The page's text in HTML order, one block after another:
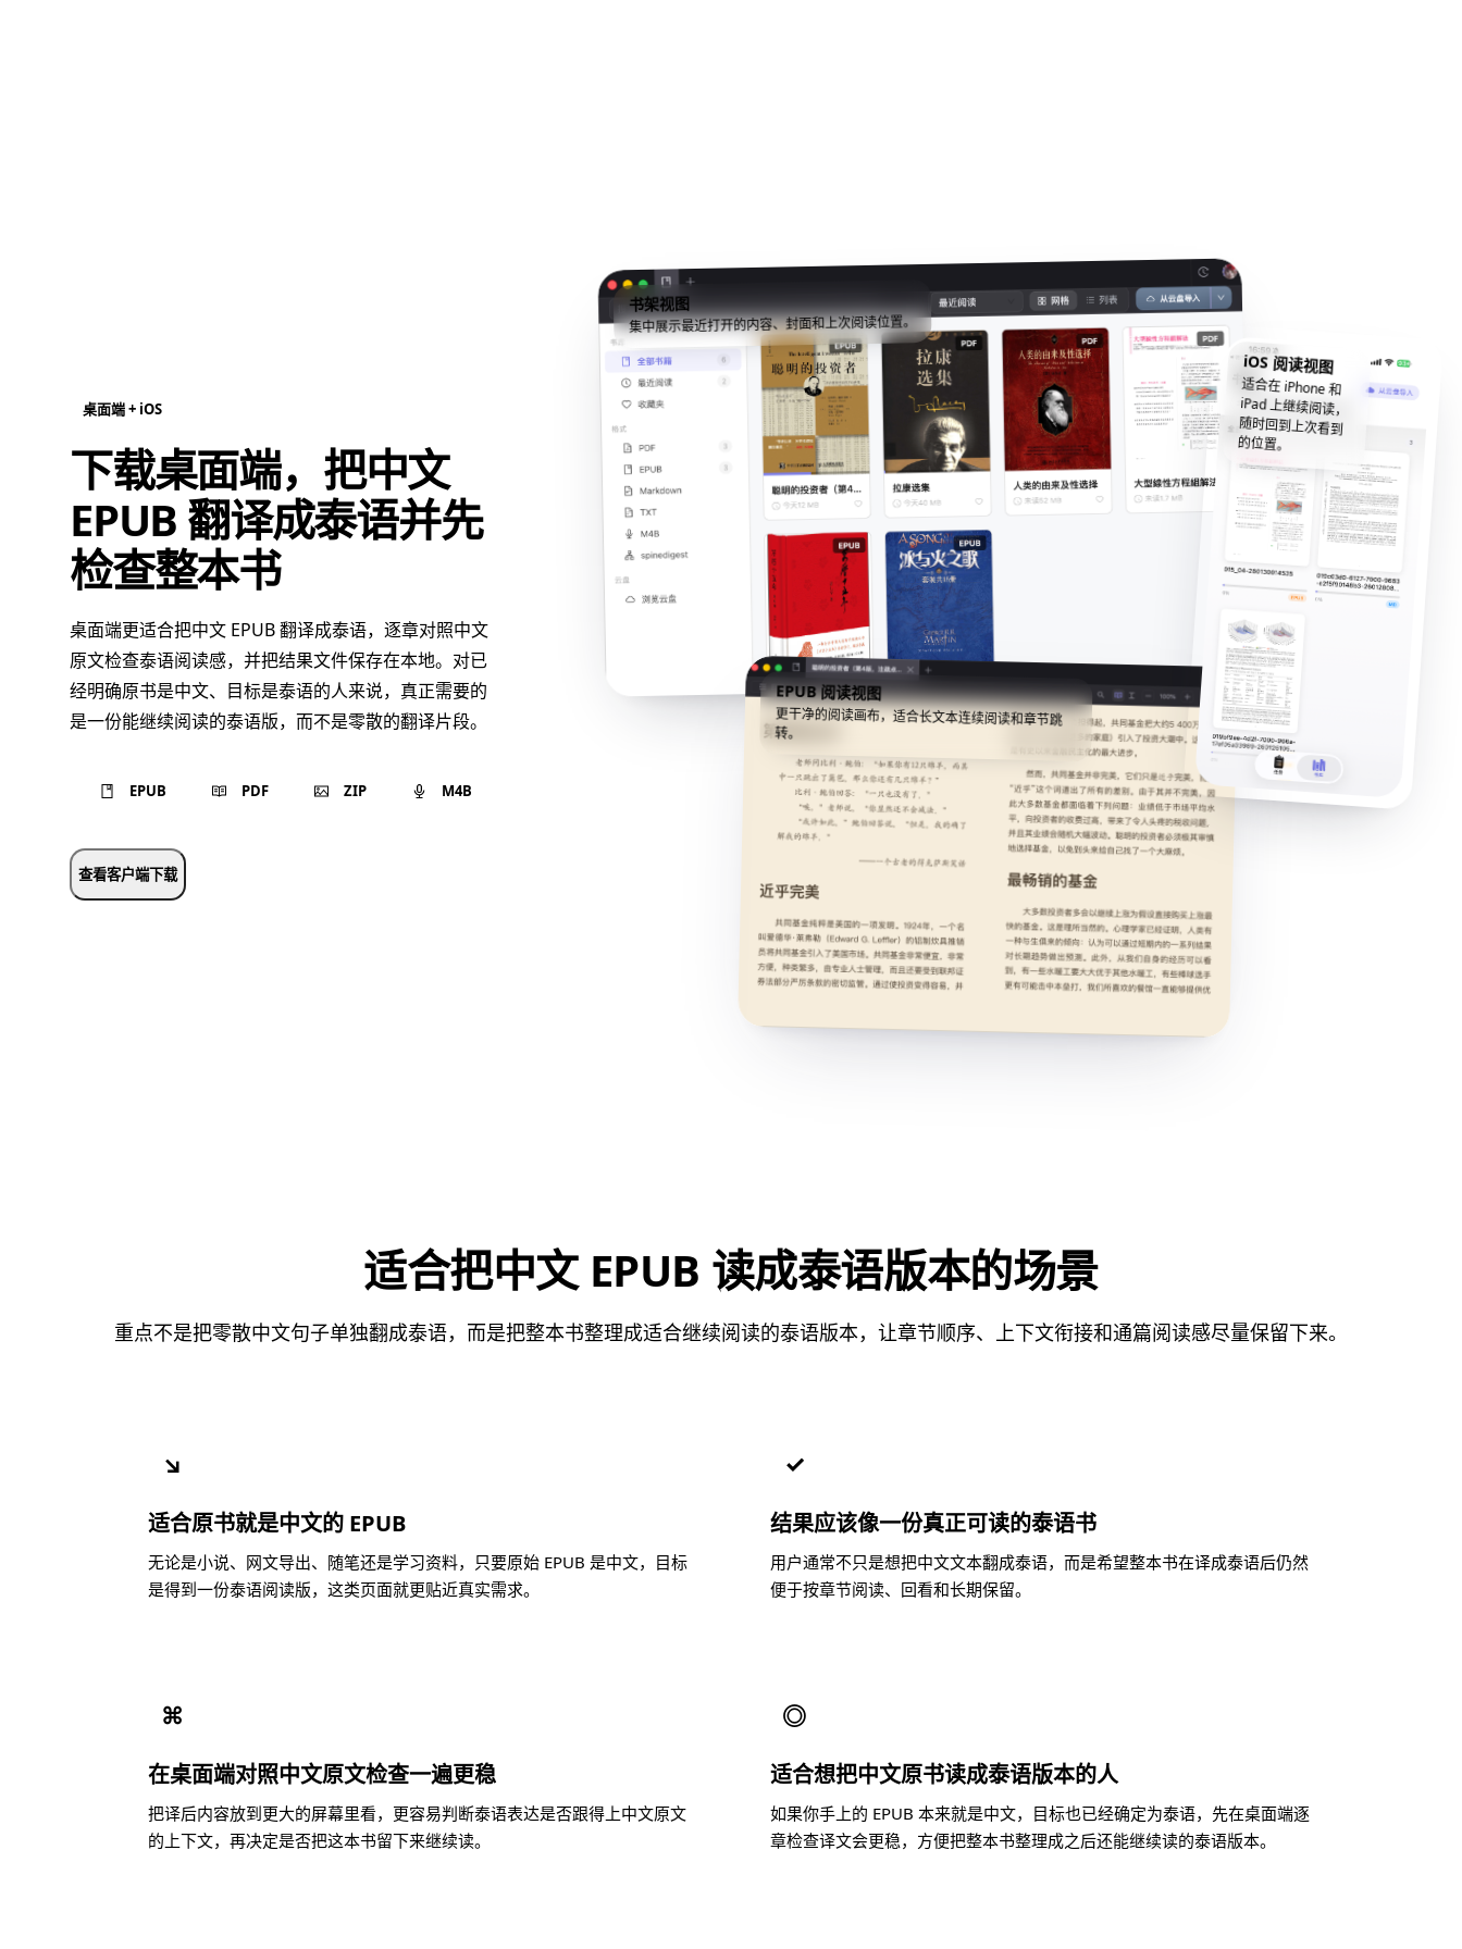
桌面端 + iOS
下载桌面端，把中文
EPUB 翻译成泰语并先
检查整本书
桌面端更适合把中文 EPUB 翻译成泰语，逐章对照中文
原文检查泰语阅读感，并把结果文件保存在本地。对已
经明确原书是中文、目标是泰语的人来说，真正需要的
是一份能继续阅读的泰语版，而不是零散的翻译片段。
EPUB PDF ZIP M4B
查看客户端下载
书架视图
集中展示最近打开的内容、封面和上次阅读位置。
EPUB 阅读视图
更干净的阅读画布，适合长文本连续阅读和章节跳
转。
iOS 阅读视图
适合在 iPhone 和
iPad 上继续阅读，
随时回到上次看到
的位置。
适合把中文 EPUB 读成泰语版本的场景
重点不是把零散中文句子单独翻成泰语，而是把整本书整理成适合继续阅读的泰语版本，让章节顺序、上下文衔接和通篇阅读感尽量保留下来。
↘
适合原书就是中文的 EPUB
无论是小说、网文导出、随笔还是学习资料，只要原始 EPUB 是中文，目标
是得到一份泰语阅读版，这类页面就更贴近真实需求。
✓
结果应该像一份真正可读的泰语书
用户通常不只是想把中文文本翻成泰语，而是希望整本书在译成泰语后仍然
便于按章节阅读、回看和长期保留。
⌘
在桌面端对照中文原文检查一遍更稳
把译后内容放到更大的屏幕里看，更容易判断泰语表达是否跟得上中文原文
的上下文，再决定是否把这本书留下来继续读。
◎
适合想把中文原书读成泰语版本的人
如果你手上的 EPUB 本来就是中文，目标也已经确定为泰语，先在桌面端逐
章检查译文会更稳，方便把整本书整理成之后还能继续读的泰语版本。